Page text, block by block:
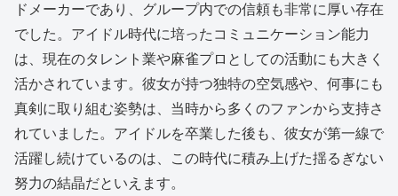
ドメーカーであり、グループ内での信頼も非常に厚い存在
でした。アイドル時代に培ったコミュニケーション能力
は、現在のタレント業や麻雀プロとしての活動にも大きく
活かされています。彼女が持つ独特の空気感や、何事にも
真剣に取り組む姿勢は、当時から多くのファンから支持さ
れていました。アイドルを卒業した後も、彼女が第一線で
活躍し続けているのは、この時代に積み上げた揺るぎない
努力の結晶だといえます。